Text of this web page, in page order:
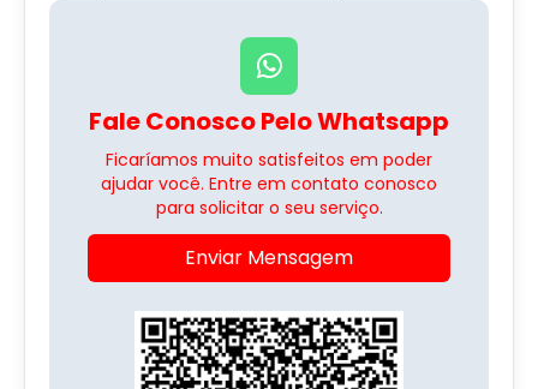
Fale Conosco Pelo Whatsapp
Ficaríamos muito satisfeitos em poder
ajudar você. Entre em contato conosco
para solicitar o seu serviço.
Enviar Mensagem